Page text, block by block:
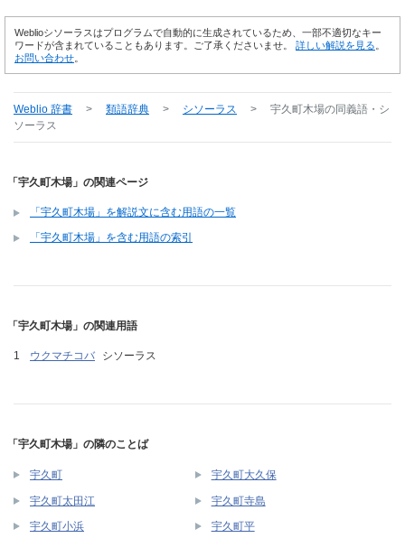
Weblioシソーラスはプログラムで自動的に生成されているため、一部不適切なキー
ワードが含まれていることもあります。ご了承くださいませ。 詳しい解説を見る
お問い合わせ
Weblio 辞書 > 類語辞典 > シソーラス > 宇久町木場の同義語・シ
ソーラス
「宇久町木場」の関連ページ
「宇久町木場」を解説文に含む用語の一覧
「宇久町木場」を含む用語の索引
「宇久町木場」の関連用語
ウクマチコバ シソーラス
「宇久町木場」の隣のことば
宇久町 宇久町大久保
宇久町太田江 宇久町寺島
宇久町小浜 宇久町平